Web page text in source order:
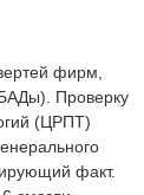
фирм,
Проверку
(ЦРПТ)
факт.